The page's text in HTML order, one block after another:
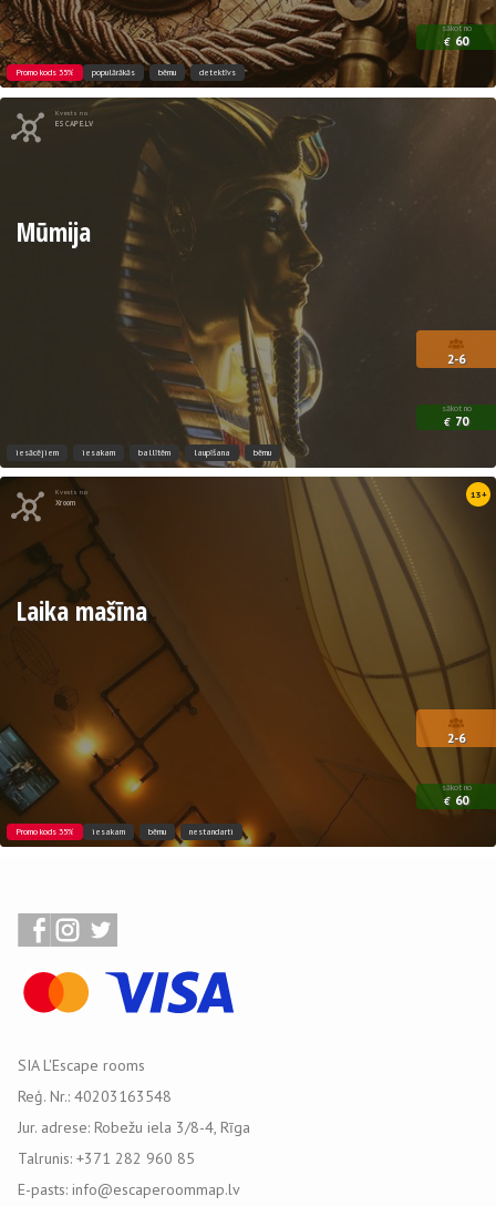
sākot no
€ 60
Promo kods 35% populārākās bērnu detektīvs
Kvests no
ESCAPE.LV
2-6
sākot no
€ 70
Mūmija
iesācējiem iesakam ballītēm laupīšana bērnu
Kvests no
Xroom
13+
2-6
sākot no
€ 60
Laika mašīna
Promo kods 35% iesakam bērnu nestandarti
SIA L'Escape rooms
Reģ. Nr.: 40203163548
Jur. adrese: Robežu iela 3/8-4, Rīga
Talrunis: +371 282 960 85
E-pasts: info@escaperoommap.lv